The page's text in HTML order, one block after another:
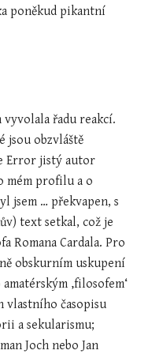
poněkud pikantní
vyvolala řadu reakcí.
jsou obzvláště
Error jistý autor
mém profilu a o
jsem … překvapen, s
text setkal, což je
Romana Cardala. Pro
obskurním uskupení
‚filosofem‘
a sekularismu;
Joch nebo Jan